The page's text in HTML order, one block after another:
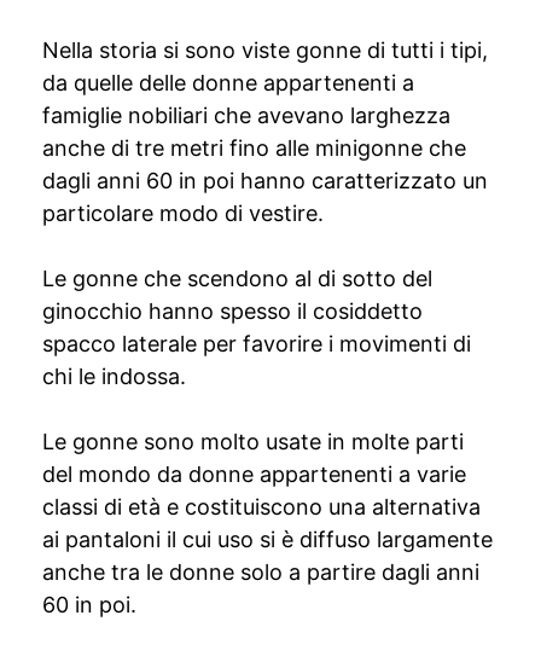
Nella storia si sono viste gonne di tutti i tipi,
da quelle delle donne appartenenti a
famiglie nobiliari che avevano larghezza
anche di tre metri fino alle minigonne che
dagli anni 60 in poi hanno caratterizzato un
particolare modo di vestire.
Le gonne che scendono al di sotto del
ginocchio hanno spesso il cosiddetto
spacco laterale per favorire i movimenti di
chi le indossa.
Le gonne sono molto usate in molte parti
del mondo da donne appartenenti a varie
classi di età e costituiscono una alternativa
ai pantaloni il cui uso si è diffuso largamente
anche tra le donne solo a partire dagli anni
60 in poi.